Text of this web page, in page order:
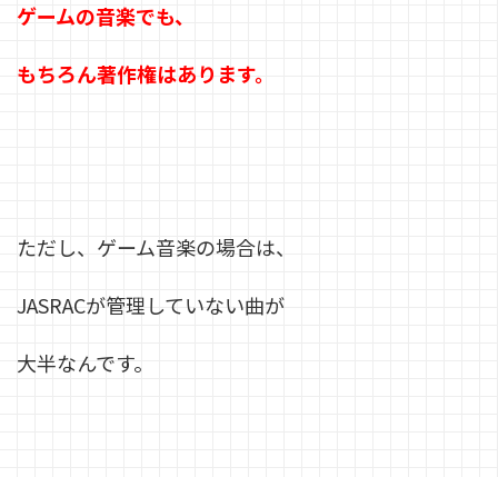
ゲームの音楽でも、
もちろん著作権はあります。
ただし、ゲーム音楽の場合は、
JASRACが管理していない曲が
大半なんです。